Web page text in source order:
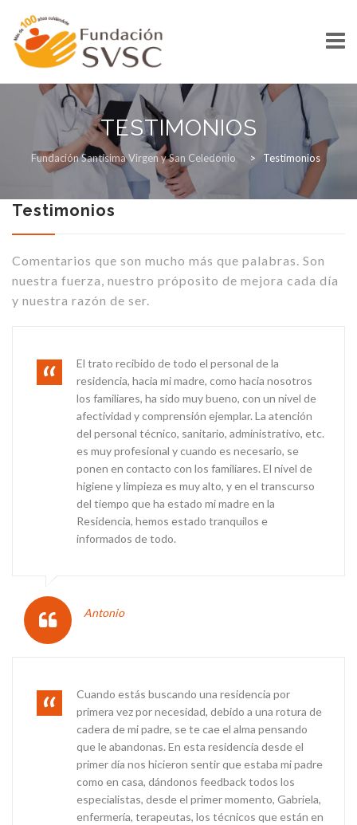
QUE HACEMOS
TESTIMONIOS
Fundación Santísima Virgen y San Celedonio > Testimonios
Testimonios
Comentarios que son mucho más que palabras. Son
nuestra fuerza, nuestro próposito de mejora cada día
y nuestra razón de ser.
El trato recibido de todo el personal de la
residencia, hacia mi madre, como hacia nosotros
los familiares, ha sido muy bueno, con un nivel de
afectividad y comprensión ejemplar. La atención
del personal técnico, sanitario, administrativo, etc.
es muy profesional y cuando es necesario, se
ponen en contacto con los familiares. El nivel de
higiene y limpieza es muy alto, y en el transcurso
del tiempo que ha estado mi madre en la
Residencia, hemos estado tranquilos e
informados de todo.
Antonio
Cuando estás buscando una residencia por
primera vez por necesidad, debido a una rotura de
cadera de mi padre, se te cae el alma pensando
que le abandonas. En esta residencia desde el
primer día nos hicieron sentir que estaba mi padre
como en casa, dándonos feedback todos los
especialistas, desde el primer momento, Gabriela,
enfermería, terapeutas, los técnicos que están en